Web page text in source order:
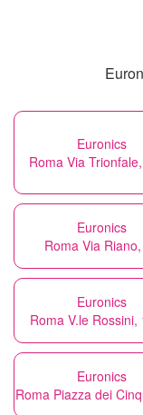
Euronics
Roma Via
Euronics
Roma Via
Euronics
Roma V.le Rossini,
Euronics
Roma Piazza dei